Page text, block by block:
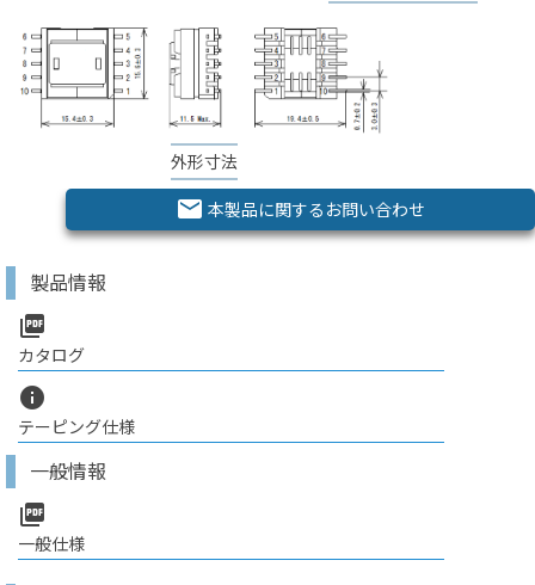
外形寸法
email 本製品に関するお問い合わせ
製品情報
picture_as_pdf
カタログ
info
テーピング仕様
一般情報
picture_as_pdf
一般仕様